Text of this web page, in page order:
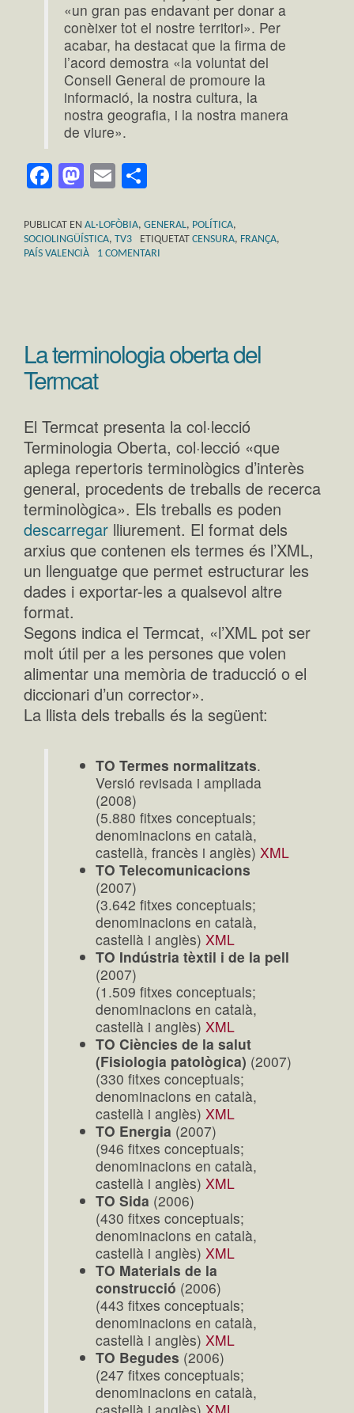
«un gran pas endavant per donar a
conèixer tot el nostre territori». Per
acabar, ha destacat que la firma de
l’acord demostra «la voluntat del
Consell General de promoure la
informació, la nostra cultura, la
nostra geografia, i la nostra manera
de viure».
Facebook
Mastodon
Email
PUBLICAT EN AL·LOFÒBIA, GENERAL, POLÍTICA,
SOCIOLINGÜÍSTICA, TV3 ETIQUETAT CENSURA, FRANÇA,
PAÍS VALENCIÀ
1 COMENTARI
La terminologia oberta del
Termcat
El Termcat presenta la col·lecció
Terminologia Oberta, col·lecció «que
aplega repertoris terminològics d’interès
general, procedents de treballs de recerca
terminològica». Els treballs es poden
descarregar lliurement. El format dels
arxius que contenen els termes és l’XML,
un llenguatge que permet estructurar les
dades i exportar-les a qualsevol altre
format.
Segons indica el Termcat, «l’XML pot ser
molt útil per a les persones que volen
alimentar una memòria de traducció o el
diccionari d’un corrector».
La llista dels treballs és la següent:
TO Termes normalitzats.
Versió revisada i ampliada
(2008)
(5.880 fitxes conceptuals;
denominacions en català,
castellà, francès i anglès)XML
TO Telecomunicacions
(2007)
(3.642 fitxes conceptuals;
denominacions en català,
castellà i anglès)XML
TO Indústria tèxtil i de la pell
(2007)
(1.509 fitxes conceptuals;
denominacions en català,
castellà i anglès)XML
TO Ciències de la salut
(Fisiologia patològica) (2007)
(330 fitxes conceptuals;
denominacions en català,
castellà i anglès)XML
TO Energia (2007)
(946 fitxes conceptuals;
denominacions en català,
castellà i anglès)XML
TO Sida (2006)
(430 fitxes conceptuals;
denominacions en català,
castellà i anglès)XML
TO Materials de la
construcció (2006)
(443 fitxes conceptuals;
denominacions en català,
castellà i anglès)XML
TO Begudes (2006)
(247 fitxes conceptuals;
denominacions en català,